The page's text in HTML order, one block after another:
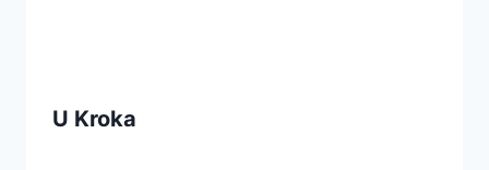
U Kroka